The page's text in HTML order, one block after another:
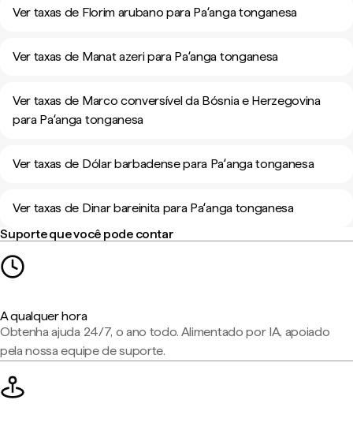
Ver taxas de Florim arubano para Paʻanga tonganesa
Ver taxas de Manat azeri para Paʻanga tonganesa
Ver taxas de Marco conversível da Bósnia e Herzegovina
para Paʻanga tonganesa
Ver taxas de Dólar barbadense para Paʻanga tonganesa
Ver taxas de Dinar bareinita para Paʻanga tonganesa
Suporte que você pode contar
A qualquer hora
Obtenha ajuda 24/7, o ano todo. Alimentado por IA, apoiado
pela nossa equipe de suporte.